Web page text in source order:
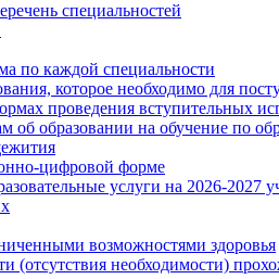
специальностей
по каждой специальности
которое необходимо для
проведения вступительных
об образовании на обучение по
цифровой форме
услуги на 2026-2027
возможностями здоровья
(отсутствия необходимости)